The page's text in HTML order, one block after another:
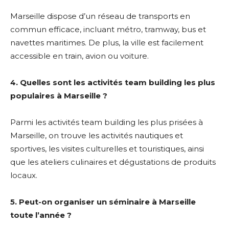
Marseille dispose d’un réseau de transports en
commun efficace, incluant métro, tramway, bus et
navettes maritimes. De plus, la ville est facilement
accessible en train, avion ou voiture.
4. Quelles sont les activités team building les plus
populaires à Marseille ?
Parmi les activités team building les plus prisées à
Marseille, on trouve les activités nautiques et
sportives, les visites culturelles et touristiques, ainsi
que les ateliers culinaires et dégustations de produits
locaux.
5. Peut-on organiser un séminaire à Marseille
toute l’année ?